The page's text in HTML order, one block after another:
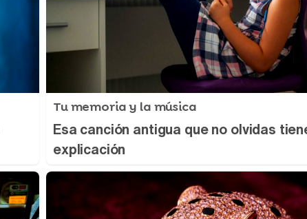
Tu memoria y la música
Esa canción antigua que no olvidas
explicación